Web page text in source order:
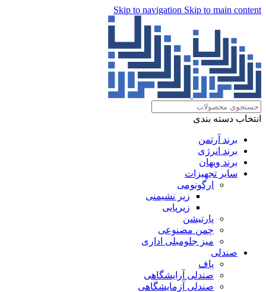
Skip to navigation Skip to main content
انتخاب دسته بندی
برند آرتمن
برند انرژی
برند ویهان
سایر تجهیزات
ارگونومی
زیر نشیمنی
زیرپایی
پارتیشن
چمن مصنوعی
میز جلومبلی اداری
صندلی
پاف
صندلی آرایشگاهی
صندلی آزمایشگاهی